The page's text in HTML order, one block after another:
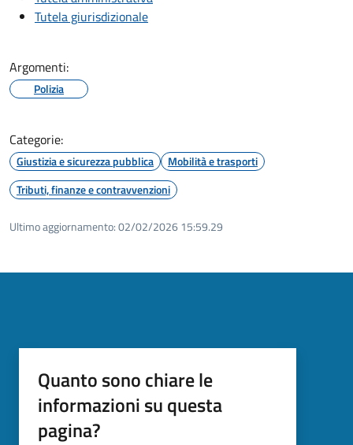
Tutela giurisdizionale
Argomenti:
Polizia
Categorie:
Giustizia e sicurezza pubblica
Mobilità e trasporti
Tributi, finanze e contravvenzioni
Ultimo aggiornamento:02/02/2026 15:59.29
Quanto sono chiare le
informazioni su questa
pagina?